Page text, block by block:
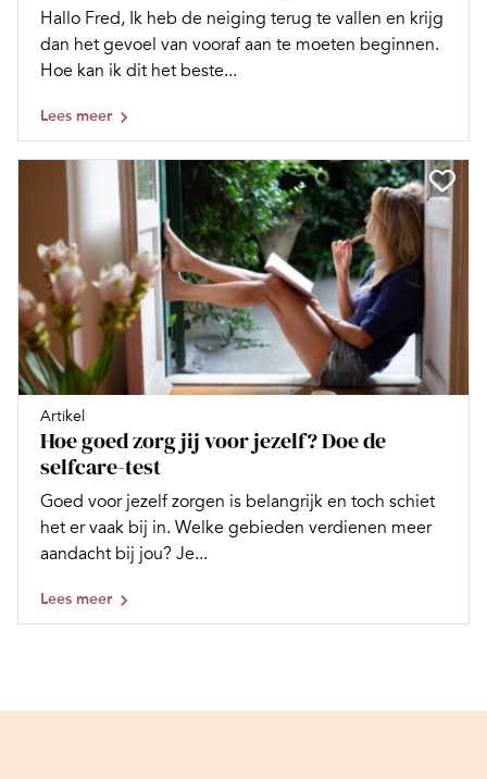
Hallo Fred, Ik heb de neiging terug te vallen en krijg
dan het gevoel van vooraf aan te moeten beginnen.
Hoe kan ik dit het beste...
Lees meer
Artikel
Hoe goed zorg jij voor jezelf? Doe de
selfcare-test
Goed voor jezelf zorgen is belangrijk en toch schiet
het er vaak bij in. Welke gebieden verdienen meer
aandacht bij jou? Je...
Lees meer